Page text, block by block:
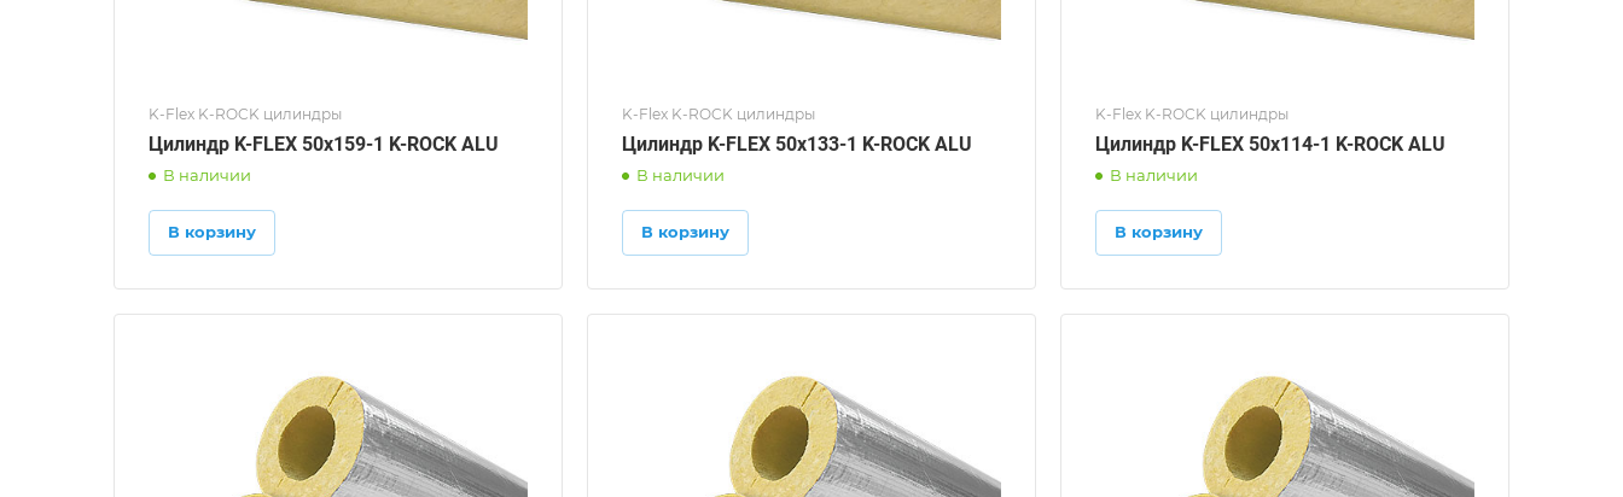
K-Flex K-ROCK цилиндры
Цилиндр K-FLEX 50x159-1 K-ROCK ALU
В наличии
В корзину
K-Flex K-ROCK цилиндры
Цилиндр K-FLEX 50x133-1 K-ROCK ALU
В наличии
В корзину
K-Flex K-ROCK цилиндры
Цилиндр K-FLEX 50x114-1 K-ROCK ALU
В наличии
В корзину